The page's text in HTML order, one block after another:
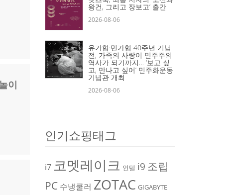
이
왕건, 그리고 장보고’ 출간
2026-08-06
유가협·민가협 40주년 기념
전, 가족의 사랑이 민주주의
역사가 되기까지… ‘보고 싶
고, 만나고 싶어’ 민주화운동
기념관 개최
2026-08-06
인기쇼핑태그
i7 코멧레이크 인텔 i9 조립
PC 수냉쿨러 ZOTAC GIGABYTE